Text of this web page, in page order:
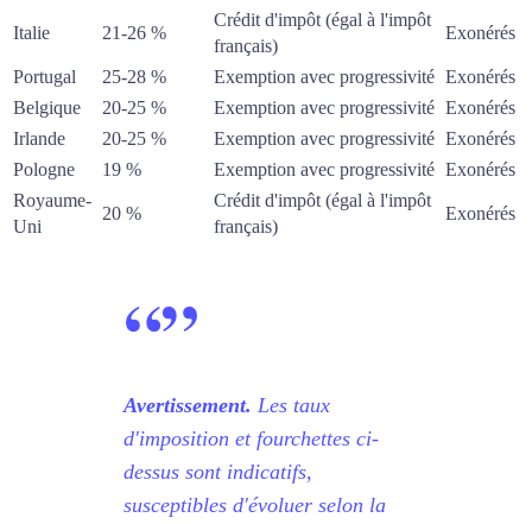
Italie 21-26 %
Crédit d'impôt (égal à l'impôt
français)
Exonérés
Portugal 25-28 % Exemption avec progressivité Exonérés
Belgique
20-25 % Exemption avec progressivité Exonérés
Irlande
20-25 % Exemption avec progressivité Exonérés
Pologne
19 % Exemption avec progressivité Exonérés
Royaume-
Uni
20 %
Crédit d'impôt (égal à l'impôt
français)
Exonérés
“”
Avertissement. Les taux
d'imposition et fourchettes ci-
dessus sont indicatifs,
susceptibles d'évoluer selon la